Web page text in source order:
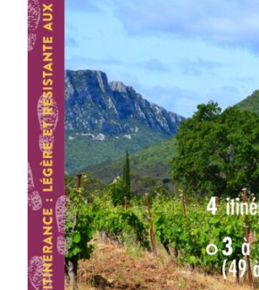
ACHETER LE PRODUIT /